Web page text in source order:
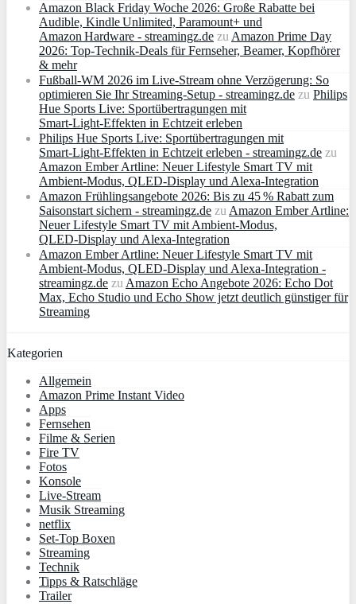
Amazon Black Friday Woche 2026: Große Rabatte bei
Audible, Kindle Unlimited, Paramount+ und
Amazon Hardware - streamingz.de zu Amazon Prime Day
2026: Top-Technik-Deals für Fernseher, Beamer, Kopfhörer
& mehr
Fußball-WM 2026 im Live-Stream ohne Verzögerung: So
optimieren Sie Ihr Streaming-Setup - streamingz.de zu Philips
Hue Sports Live: Sportübertragungen mit
Smart‑Light‑Effekten in Echtzeit erleben
Philips Hue Sports Live: Sportübertragungen mit
Smart‑Light‑Effekten in Echtzeit erleben - streamingz.de zu
Amazon Ember Artline: Neuer Lifestyle Smart TV mit
Ambient‑Modus, QLED‑Display und Alexa‑Integration
Amazon Frühlingsangebote 2026: Bis zu 45 % Rabatt zum
Saisonstart sichern - streamingz.de zu Amazon Ember Artline:
Neuer Lifestyle Smart TV mit Ambient‑Modus,
QLED‑Display und Alexa‑Integration
Amazon Ember Artline: Neuer Lifestyle Smart TV mit
Ambient‑Modus, QLED‑Display und Alexa‑Integration -
streamingz.de zu Amazon Echo Angebote 2026: Echo Dot
Max, Echo Studio und Echo Show jetzt deutlich günstiger für
Streaming
Kategorien
Allgemein
Amazon Prime Instant Video
Apps
Fernsehen
Filme & Serien
Fire TV
Fotos
Konsole
Live-Stream
Musik Streaming
netflix
Set-Top Boxen
Streaming
Technik
Tipps & Ratschläge
Trailer